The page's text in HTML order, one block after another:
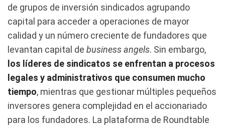
de grupos de inversión sindicados agrupando
capital para acceder a operaciones de mayor
calidad y un número creciente de fundadores que
levantan capital de business angels. Sin embargo,
los líderes de sindicatos se enfrentan a procesos
legales y administrativos que consumen mucho
tiempo, mientras que gestionar múltiples pequeños
inversores genera complejidad en el accionariado
para los fundadores. La plataforma de Roundtable